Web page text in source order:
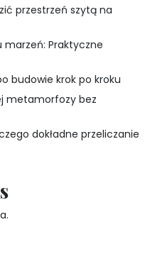
przestrzeń szytą na
Praktyczne
budowie krok po kroku
metamorfozy bez
dokładne przeliczanie